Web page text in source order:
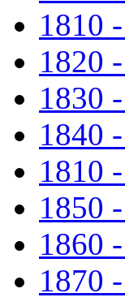
1810
1820
1830
1840
1810
1850
1860
1870